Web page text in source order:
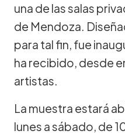
una de las salas
de Mendoza.
para tal fin, fue
ha recibido, desde
artistas.
La muestra estará
lunes a sábado, de